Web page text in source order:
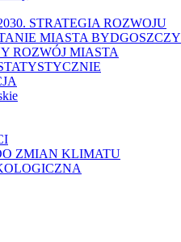
STRATEGIA ROZWOJU
MIASTA BYDGOSZCZY
ROZWÓJ MIASTA
ZMIAN KLIMATU